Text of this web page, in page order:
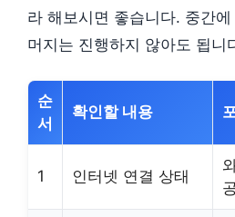
라 해보시면 좋습니다. 중간
머지는 진행하지 않아도 됩니
순
서
확인할 내용
1 인터넷 연결 상태